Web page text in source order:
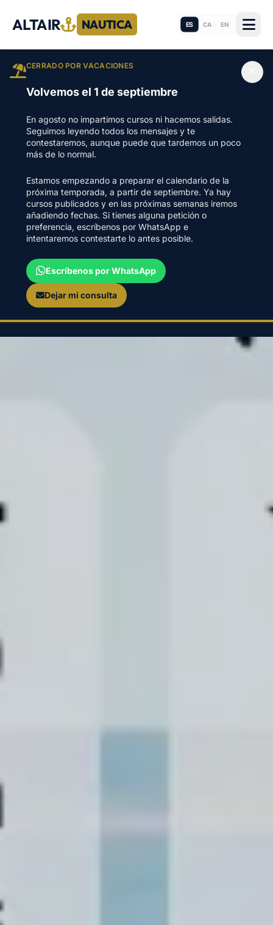
ALTAIR NAUTICA ES CA EN
CERRADO POR VACACIONES
Volvemos el 1 de septiembre
En agosto no impartimos cursos ni hacemos salidas.
Seguimos leyendo todos los mensajes y te
contestaremos, aunque puede que tardemos un poco
más de lo normal.
Estamos empezando a preparar el calendario de la
próxima temporada, a partir de septiembre. Ya hay
cursos publicados y en las próximas semanas iremos
añadiendo fechas. Si tienes alguna petición o
preferencia, escríbenos por WhatsApp e
intentaremos contestarte lo antes posible.
Escríbenos por WhatsApp
Dejar mi consulta